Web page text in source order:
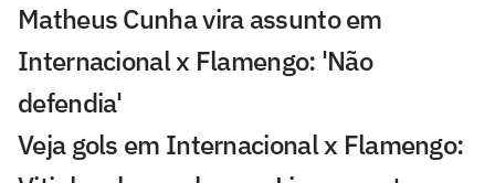
Matheus Cunha vira assunto em
Internacional x Flamengo: 'Não
defendia'
Veja gols em Internacional x Flamengo: